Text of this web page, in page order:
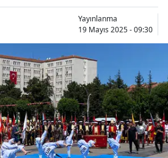
Artvin
Balıkesir
Bilecik
Bingöl
Bitlis
Yayınlanma
19 Mayıs 2025 - 09:30